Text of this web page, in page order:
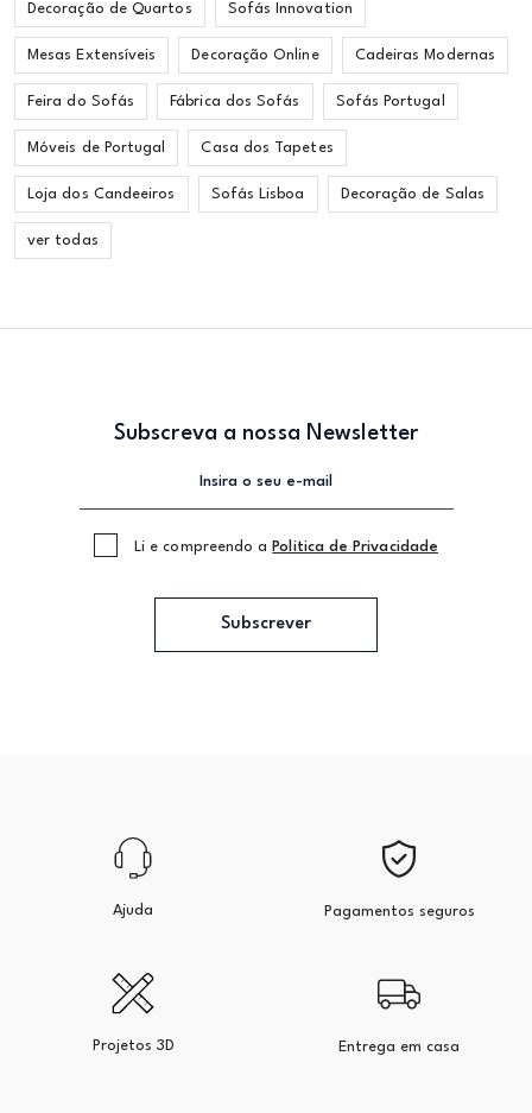
Decoração de Quartos Sofás Innovation
Mesas Extensíveis Decoração Online Cadeiras Modernas
Feira do Sofás Fábrica dos Sofás Sofás Portugal
Móveis de Portugal Casa dos Tapetes
Loja dos Candeeiros Sofás Lisboa Decoração de Salas
ver todas
Subscreva a nossa Newsletter
Li e compreendo a Politica de Privacidade
Subscrever
Ajuda Pagamentos seguros
Projetos 3D Entrega em casa